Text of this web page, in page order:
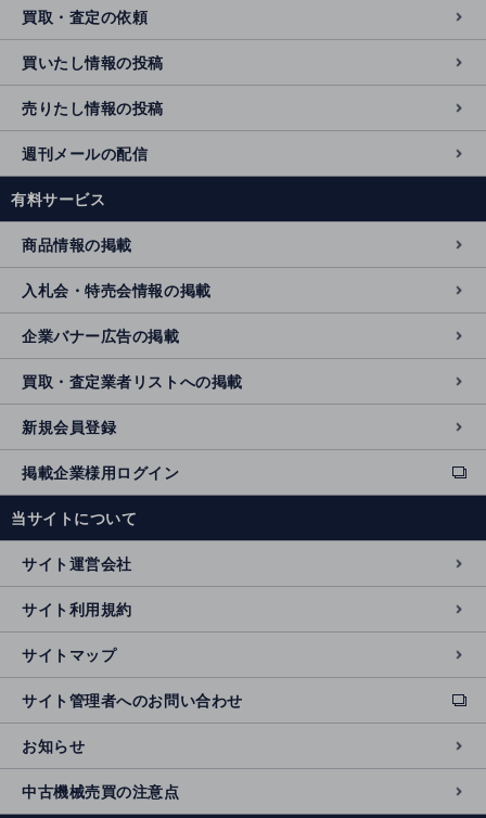
買取・査定の依頼
買いたし情報の投稿
売りたし情報の投稿
週刊メールの配信
有料サービス
商品情報の掲載
入札会・特売会情報の掲載
企業バナー広告の掲載
買取・査定業者リストへの掲載
新規会員登録
掲載企業様用ログイン
ext
e
n
al
si
t
e
当サイトについて
サイト運営会社
サイト利用規約
サイトマップ
サイト管理者へのお問い合わせ
ext
e
r
n
al
お知らせ
中古機械売買の注意点